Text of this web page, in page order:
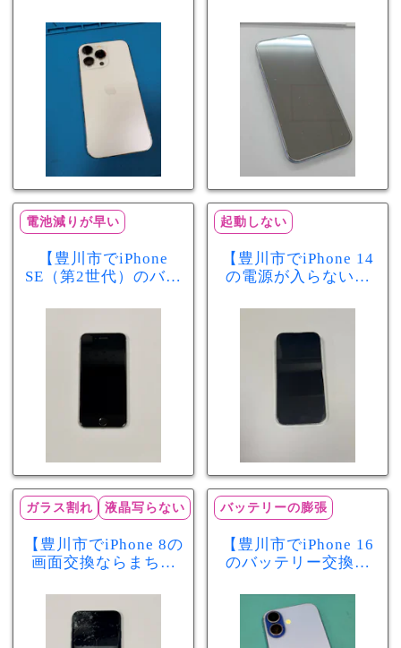
が早い症状も当日90
分で改善
修理！データそのま
まで復旧しました
電池減りが早い
【豊川市でiPhone
SE（第2世代）のバッ
スマ豊川店】電池の
減りが早い症状も当
起動しない
【豊川市でiPhone 14
の電源が入らない修
店】バッテリー交換
で復旧するケースも
あります！
ガラス割れ 液晶写らない
【豊川市でiPhone 8の
画面交換ならまちス
れ・液晶不良も当日
60分で修理可能！
バッテリーの膨張
【豊川市でiPhone 16
のバッテリー交換な
少し膨張したバッテ
リーも当日90分で安
心修理！